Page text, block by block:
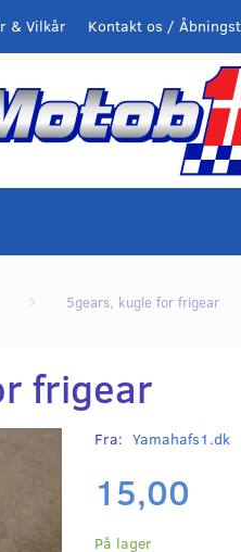
Kontakt os /
& Vilkår
5gears, kugle for frigear
frigear
Fra: Yamahafs1.dk
15,00
På lager